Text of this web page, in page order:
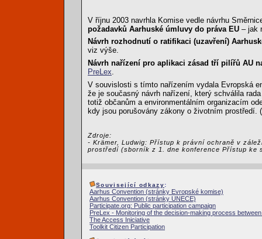
V říjnu 2003 navrhla Komise vedle návrhu
požadavků Aarhuské úmluvy do práva EU – jak
Návrh rozhodnutí o ratifikaci (uzavření)
viz výše.
Návrh nařízení pro aplikaci zásad tří pilířů AU
PreLex.
V souvislosti s tímto nařízením vydala Evropská
že je současný návrh nařízení, který schválila
totiž občanům a environmentálním organizacím
kdy jsou porušovány zákony o životním prostředí. (
Zdroje:
- Krämer, Ludwig: Přístup k právní ochraně v
prostředí (sborník z 1. dne konference Přístup
Související odkazy:
Aarhus Convention (stránky Evropské komise)
Aarhus Convention (stránky UNECE)
Participate.org: Public participation campaign
PreLex - Monitoring of the decision-making process
The Access Iniciative
Toolkit Citizen Participation